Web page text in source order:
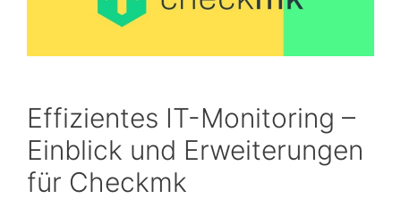
Effizientes IT-Monitoring –
Einblick und Erweiterungen
für Checkmk